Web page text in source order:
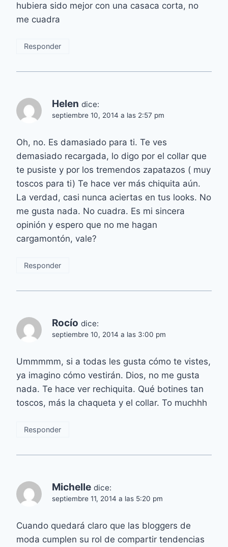
hubiera sido mejor con una casaca corta, no
me cuadra
Responder
Helen dice:
septiembre 10, 2014 a las 2:57 pm
Oh, no. Es damasiado para ti. Te ves
demasiado recargada, lo digo por el collar que
te pusiste y por los tremendos zapatazos ( muy
toscos para ti) Te hace ver más chiquita aún.
La verdad, casi nunca aciertas en tus looks. No
me gusta nada. No cuadra. Es mi sincera
opinión y espero que no me hagan
cargamontón, vale?
Responder
Rocío dice:
septiembre 10, 2014 a las 3:00 pm
Ummmmm, si a todas les gusta cómo te vistes,
ya imagino cómo vestirán. Dios, no me gusta
nada. Te hace ver rechiquita. Qué botines tan
toscos, más la chaqueta y el collar. To muchhh
Responder
Michelle dice:
septiembre 11, 2014 a las 5:20 pm
Cuando quedará claro que las bloggers de
moda cumplen su rol de compartir tendencias